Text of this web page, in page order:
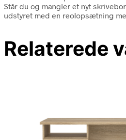
Står du og mangler et nyt
udstyret med en reolopsætning
Relaterede